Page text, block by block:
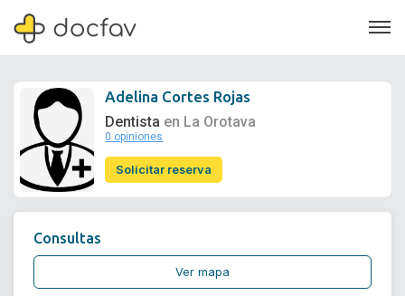
Soporte
Adelina Cortes Rojas
Dentista en La Orotava
0 opiniones
Solicitar reserva
Consultas
Ver mapa